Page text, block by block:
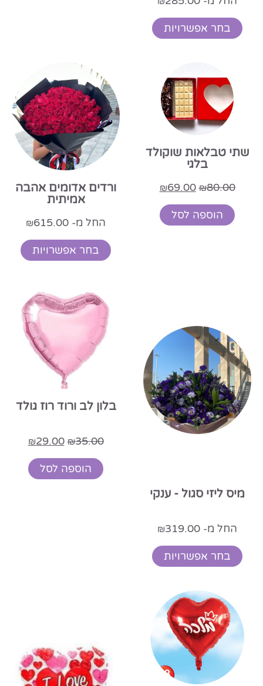
בחר אפשרויות
שתי טבלאות שוקולד
בלגי
₪80.00
₪69.00
הוספה לסל
ורדים אדומים אהבה
אמיתית
החל מ- ₪615.00
בחר אפשרויות
מיס ליזי סגול - ענקי
החל מ- ₪319.00
בחר אפשרויות
בלון לב ורוד רוז גולד
₪35.00
₪29.00
הוספה לסל